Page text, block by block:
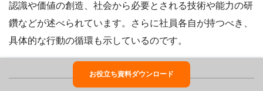
認識や価値の創造、社会から必要とされる技術や能力の研
鑽などが述べられています。さらに社員各自が持つべき、
具体的な行動の循環も示しているのです。
お役立ち資料ダウンロード